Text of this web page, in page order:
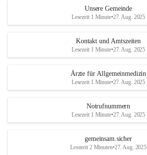
Unsere Gemeinde
Lesezeit 1 Minute•27. Aug. 2025
Kontakt und Amtszeiten
Lesezeit 1 Minute•27. Aug. 2025
Ärzte für Allgemeinmedizin
Lesezeit 1 Minute•27. Aug. 2025
Notrufnummern
Lesezeit 1 Minute•27. Aug. 2025
gemeinsam.sicher
Lesezeit 2 Minuten•27. Aug. 2025